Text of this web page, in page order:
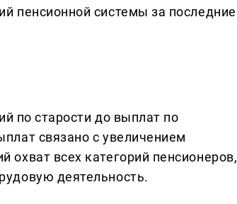
пенсионной системы за последние
по старости до выплат по
связано с увеличением
всех категорий пенсионеров,
деятельность.